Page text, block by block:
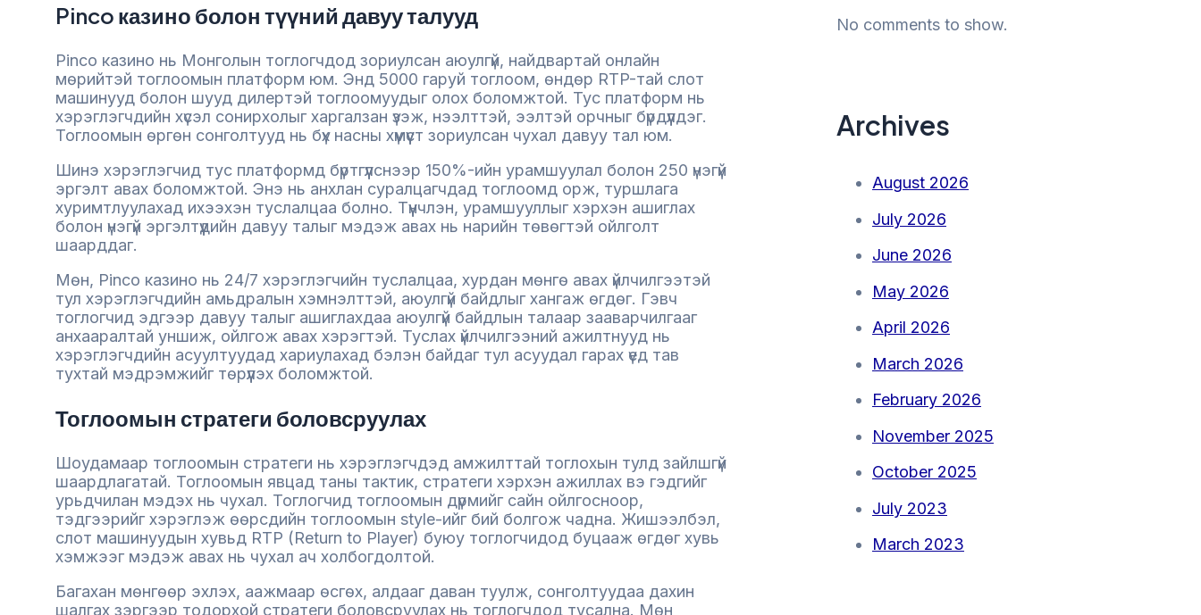
Pinco казино болон түүний давуу талууд
Pinco казино нь Монголын тоглогчдод зориулсан аюулгүй, найдвартай онлайн
мөрийтэй тоглоомын платформ юм. Энд 5000 гаруй тоглоом, өндөр RTP-тай слот
машинууд болон шууд дилертэй тоглоомуудыг олох боломжтой. Тус платформ нь
хэрэглэгчдийн хүсэл сонирхолыг харгалзан үзэж, нээлттэй, ээлтэй орчныг бүрдүүлдэг.
Тоглоомын өргөн сонголтууд нь бүх насны хүмүүст зориулсан чухал давуу тал юм.
Шинэ хэрэглэгчид тус платформд бүртгүүлснээр 150%-ийн урамшуулал болон 250 үнэгүй
эргэлт авах боломжтой. Энэ нь анхлан суралцагчдад тоглоомд орж, туршлага
хуримтлуулахад ихээхэн туслалцаа болно. Түүнчлэн, урамшууллыг хэрхэн ашиглах
болон үнэгүй эргэлтүүдийн давуу талыг мэдэж авах нь нарийн төвөгтэй ойлголт
шаарддаг.
Мөн, Pinco казино нь 24/7 хэрэглэгчийн туслалцаа, хурдан мөнгө авах үйлчилгээтэй
тул хэрэглэгчдийн амьдралын хэмнэлттэй, аюулгүй байдлыг хангаж өгдөг. Гэвч
тоглогчид эдгээр давуу талыг ашиглахдаа аюулгүй байдлын талаар зааварчилгааг
анхааралтай уншиж, ойлгож авах хэрэгтэй. Туслах үйлчилгээний ажилтнууд нь
хэрэглэгчдийн асуултуудад хариулахад бэлэн байдаг тул асуудал гарах үед тав
тухтай мэдрэмжийг төрүүлэх боломжтой.
Тоглоомын стратеги боловсруулах
Шоудамаар тоглоомын стратеги нь хэрэглэгчдэд амжилттай тоглохын тулд зайлшгүй
шаардлагатай. Тоглоомын явцад таны тактик, стратеги хэрхэн ажиллах вэ гэдгийг
урьдчилан мэдэх нь чухал. Тоглогчид тоглоомын дүрмийг сайн ойлгосноор,
тэдгээрийг хэрэглэж өөрсдийн тоглоомын style-ийг бий болгож чадна. Жишээлбэл,
слот машинуудын хувьд RTP (Return to Player) буюу тоглогчидод буцааж өгдөг хувь
хэмжээг мэдэж авах нь чухал ач холбогдолтой.
Багахан мөнгөөр эхлэх, аажмаар өсгөх, алдааг даван туулж, сонголтуудаа дахин
шалгах зэргээр тодорхой стратеги боловсруулах нь тоглогчдод тусална. Мөн
No comments to show.
Archives
August 2026
July 2026
June 2026
May 2026
April 2026
March 2026
February 2026
November 2025
October 2025
July 2023
March 2023